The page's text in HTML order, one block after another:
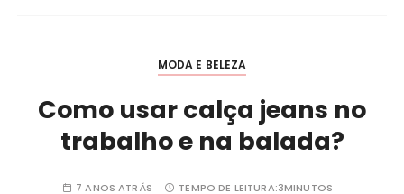
MODA E BELEZA
Como usar calça jeans no
trabalho e na balada?
7 ANOS ATRÁS TEMPO DE LEITURA:3MINUTOS